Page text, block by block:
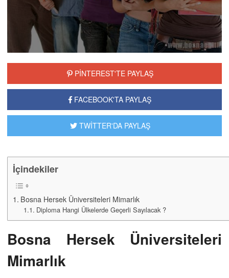
bölümünde..
PİNTEREST'TE PAYLAŞ
FACEBOOK'TA PAYLAŞ
TWİTTER'DA PAYLAŞ
İçindekiler
Bosna Hersek Üniversiteleri Mimarlık
Diploma Hangi Ülkelerde Geçerli Sayılacak ?
Bosna Hersek Üniversiteleri
Mimarlık